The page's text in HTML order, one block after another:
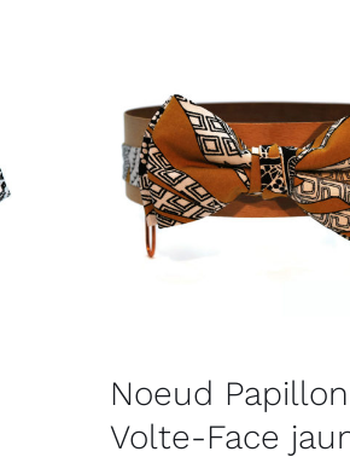
Noeud
Volte-Face